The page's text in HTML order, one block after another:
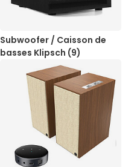
Subwoofer / Caisson de
basses Klipsch (9)